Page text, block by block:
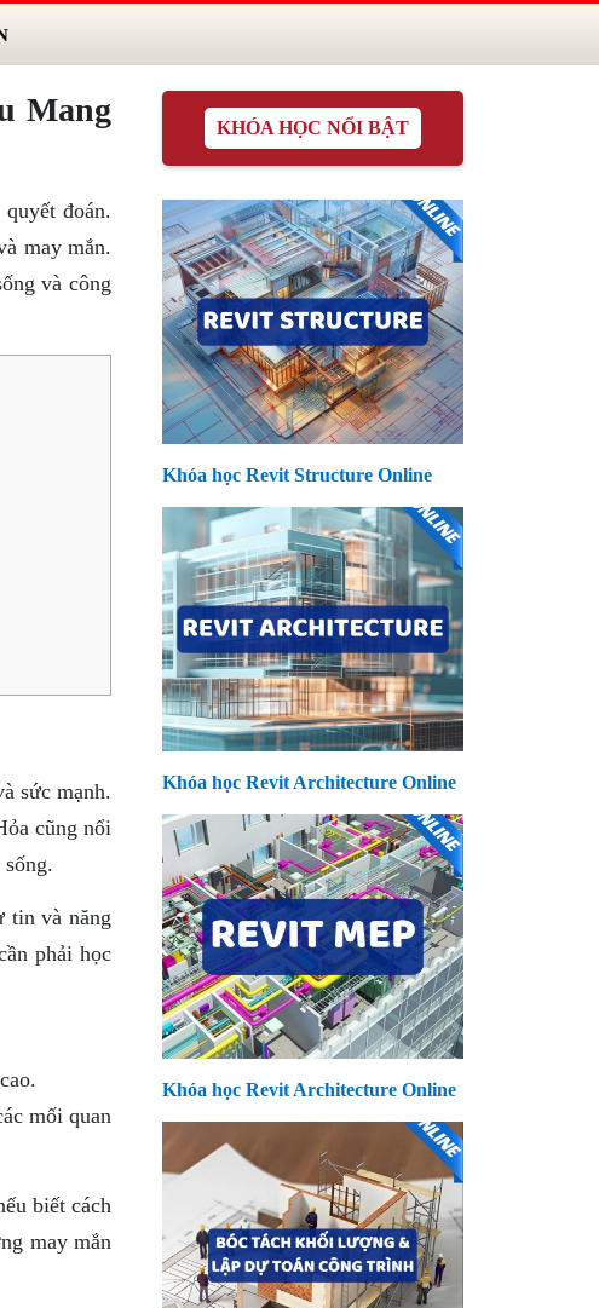
Mang
đoán.
may mắn.
và công
sức mạnh.
cũng nổi
tin và năng
phải học
mối quan
biết cách
may mắn
KHÓA HỌC NỔI BẬT
Khóa học Revit Structure Online
Khóa học Revit Architecture Online
Khóa học Revit Architecture Online